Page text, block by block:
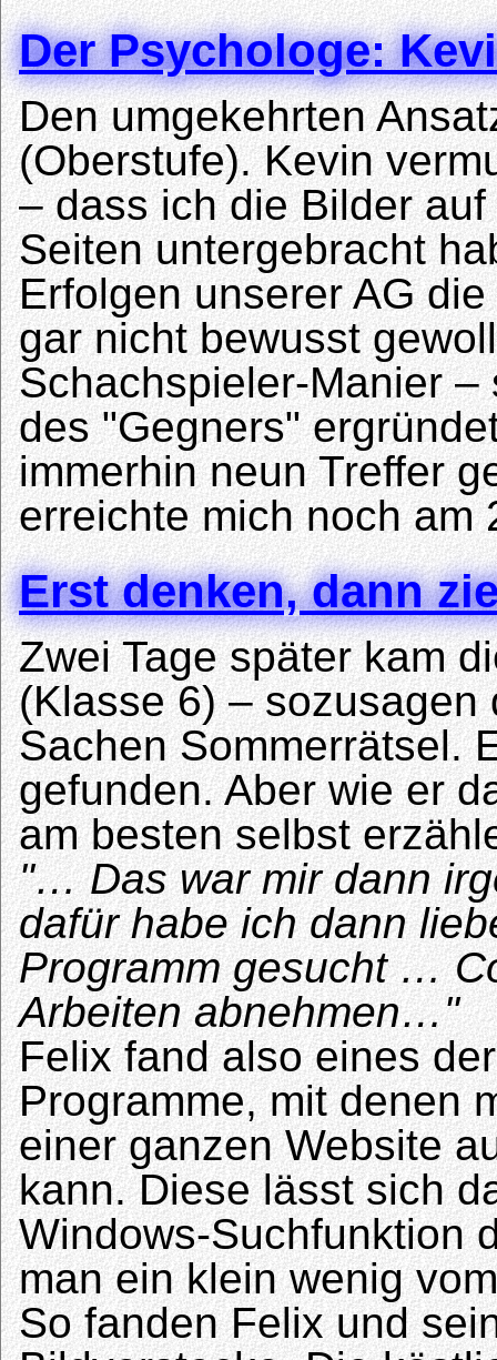
Der Psychologe:
Den umgekehrten
(Oberstufe). Kevin
– dass ich die Bilder
Seiten untergebracht
Erfolgen unserer AG
gar nicht bewusst
Schachspieler-Manier
des "Gegners"
immerhin neun Treffer
erreichte mich noch am
Erst denken, dann
Zwei Tage später kam
(Klasse 6) –
Sachen Sommerrätsel.
gefunden. Aber wie er
am besten selbst
"… Das war mir dann
dafür habe ich dann
Programm gesucht …
Arbeiten abnehmen…"
Felix fand also eines
Programme, mit denen
einer ganzen Website
kann. Diese lässt sich
Windows-Suchfunktion
man ein klein wenig
So fanden Felix und